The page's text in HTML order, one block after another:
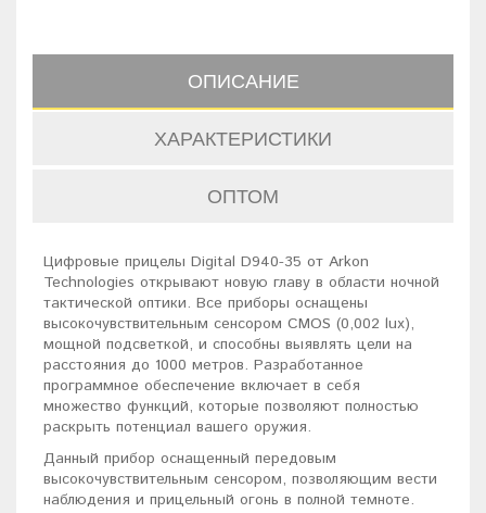
ОПИСАНИЕ
ХАРАКТЕРИСТИКИ
ОПТОМ
Цифровые прицелы Digital D940-35 от Arkon
Technologies открывают новую главу в области ночной
тактической оптики. Все приборы оснащены
высокочувствительным сенсором CMOS (0,002 lux),
мощной подсветкой, и способны выявлять цели на
расстояния до 1000 метров. Разработанное
программное обеспечение включает в себя
множество функций, которые позволяют полностью
раскрыть потенциал вашего оружия.
Данный прибор оснащенный передовым
высокочувствительным сенсором, позволяющим вести
наблюдения и прицельный огонь в полной темноте.